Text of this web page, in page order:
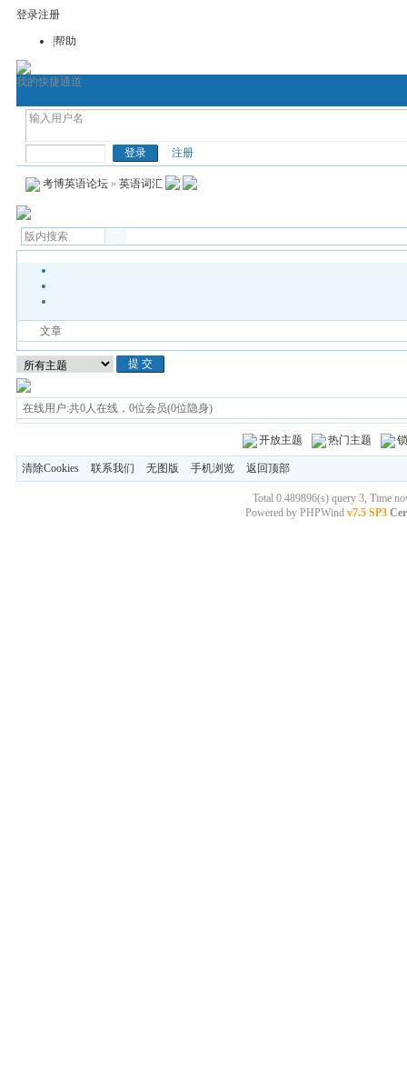
登录注册
|帮助
我的快捷通道
首页
注册
考博英语论坛» 英语词汇
文章
在线用户:共0人在线，0位会员(0位隐身)
开放主题 热门主题
清除Cookies 联系我们 无图版 手机浏览 返回顶部
Total 0.489896(s) query 3, Time
Powered byPHPWind v7.5 SP3